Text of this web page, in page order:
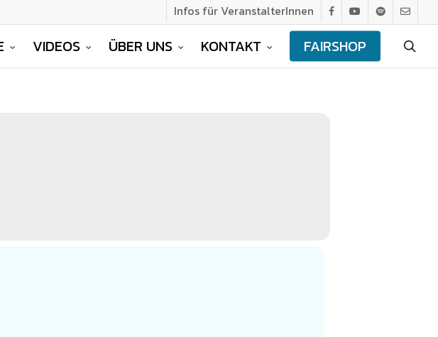
facebook
youtubespotifyemail
Infos für VeranstalterInnen
VIDEOS ÜBER UNS KONTAKT FAIRSHOP